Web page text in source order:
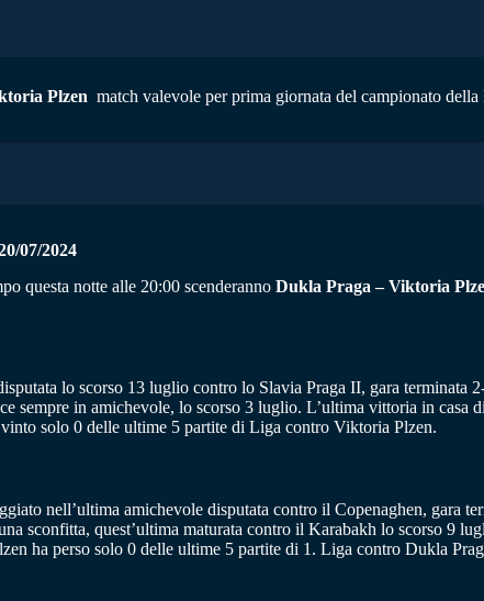
Plzen match valevole per prima giornata del campionato
07/2024
questa notte alle 20:00 scenderanno Dukla Praga – Viktoria
lo scorso 13 luglio contro lo Slavia Praga II, gara terminata
sempre in amichevole, lo scorso 3 luglio. L’ultima vittoria in
solo 0 delle ultime 5 partite di Liga contro Viktoria Plzen.
nell’ultima amichevole disputata contro il Copenaghen, gara
sconfitta, quest’ultima maturata contro il Karabakh lo scorso 9
ha perso solo 0 delle ultime 5 partite di 1. Liga contro Dukla